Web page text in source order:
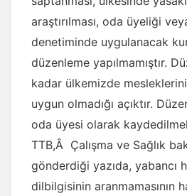
araştırılması, oda üyeliği
denetiminde uygulanacak
düzenleme yapılmamıştır.
kadar ülkemizde mesleklerini
uygun olmadığı açıktır.
oda üyesi olarak
TTB,Â Çalışma ve Sağlık
gönderdiği yazıda, yabancı
dilbilgisinin aranmamasının